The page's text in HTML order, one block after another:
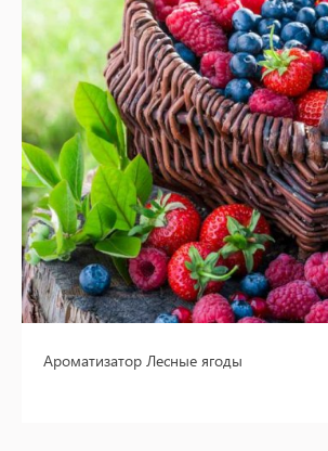
Ароматизатор Лесные ягоды